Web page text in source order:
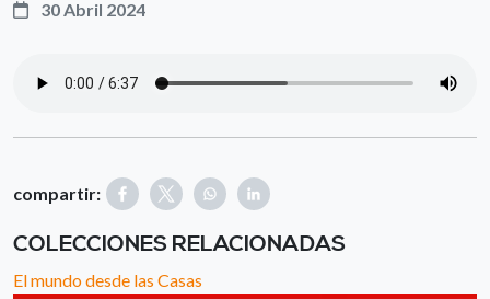
30 Abril 2024
compartir:
COLECCIONES RELACIONADAS
El mundo desde las Casas